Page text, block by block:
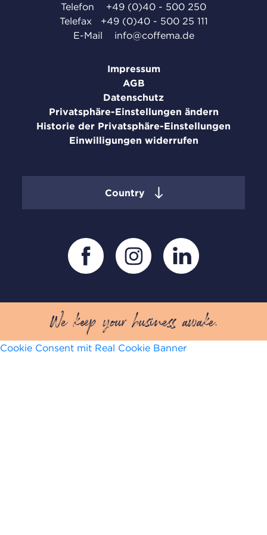
Telefon
+49 (0)40 - 500 250
Telefax +49 (0)40 - 500 25 111
E-Mail info@coffema.de
Impressum
AGB
Datenschutz
Privatsphäre-Einstellungen ändern
Historie der Privatsphäre-Einstellungen
Einwilligungen widerrufen
Country
We keep your business awake.
Cookie Consent mit Real Cookie Banner